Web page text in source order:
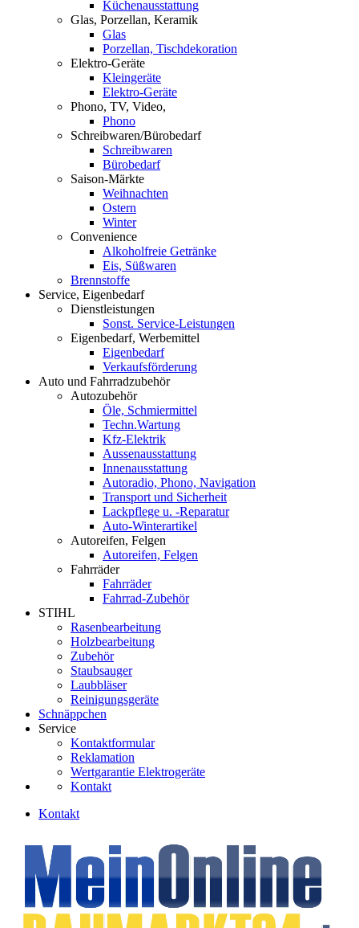
Küchenausstattung
Glas, Porzellan, Keramik
Glas
Porzellan, Tischdekoration
Elektro-Geräte
Kleingeräte
Elektro-Geräte
Phono, TV, Video,
Phono
Schreibwaren/Bürobedarf
Schreibwaren
Bürobedarf
Saison-Märkte
Weihnachten
Ostern
Winter
Convenience
Alkoholfreie Getränke
Eis, Süßwaren
Brennstoffe
Service, Eigenbedarf
Dienstleistungen
Sonst. Service-Leistungen
Eigenbedarf, Werbemittel
Eigenbedarf
Verkaufsförderung
Auto und Fahrradzubehör
Autozubehör
Öle, Schmiermittel
Techn.Wartung
Kfz-Elektrik
Aussenausstattung
Innenausstattung
Autoradio, Phono, Navigation
Transport und Sicherheit
Lackpflege u. -Reparatur
Auto-Winterartikel
Autoreifen, Felgen
Autoreifen, Felgen
Fahrräder
Fahrräder
Fahrrad-Zubehör
STIHL
Rasenbearbeitung
Holzbearbeitung
Zubehör
Staubsauger
Laubbläser
Reinigungsgeräte
Schnäppchen
Service
Kontaktformular
Reklamation
Wertgarantie Elektrogeräte
Kontakt
Kontakt